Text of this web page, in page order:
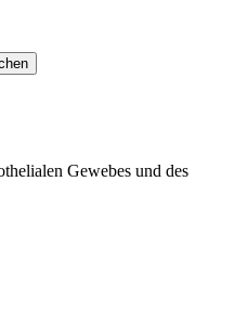
Gewebes und des